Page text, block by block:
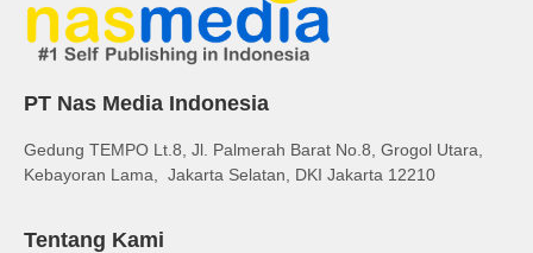
PT Nas Media Indonesia
Gedung TEMPO Lt.8, Jl. Palmerah Barat No.8, Grogol Utara,
Kebayoran Lama, Jakarta Selatan, DKI Jakarta 12210
Tentang Kami